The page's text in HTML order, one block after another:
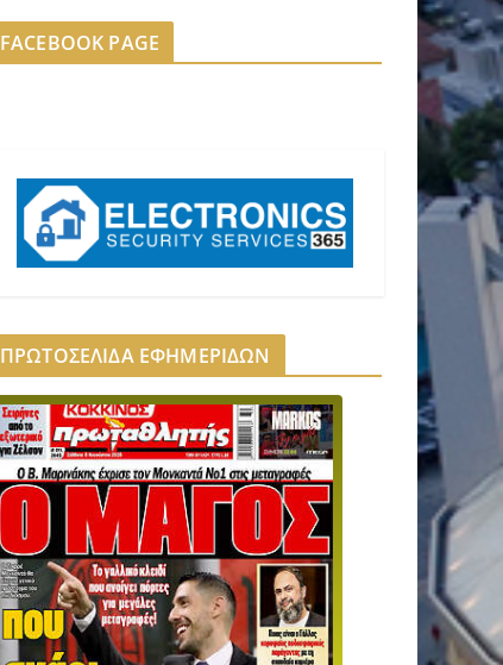
FACEBOOK PAGE
ΠΡΩΤΟΣΕΛΙΔΑ ΕΦΗΜΕΡΙΔΩΝ